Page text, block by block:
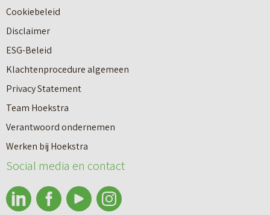
Nieuwbouw
Huren
a
r
e
e
n
n
i
e
u
u
Cookiebeleid
Disclaimer
ESG-Beleid
Klachtenprocedure algemeen
Privacy Statement
Team Hoekstra
Verantwoord ondernemen
Werken bij Hoekstra
Social media en contact